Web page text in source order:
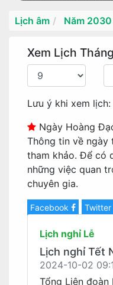
Lịch âm Năm 2030
Xem Lịch
Lưu ý khi xem lịch:
Ngày Hoàng
Thông tin về ngày
tham khảo. Để có
những việc quan
chuyên gia.
Facebook Twitter
Lịch nghỉ Lễ
Lịch nghỉ Tết
2024-10-02
Tổng Liên đoàn